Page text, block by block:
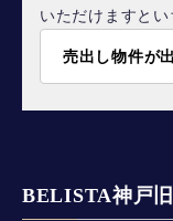
いただけますとい
売出し物件が
BELISTA神戸